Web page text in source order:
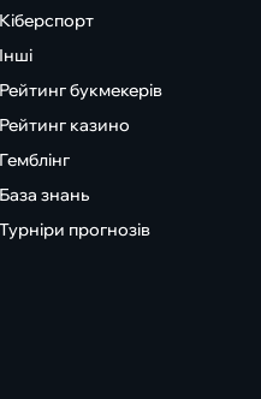
Кіберспорт
Інші
Рейтинг букмекерів
Рейтинг казино
Гемблінг
База знань
Турніри прогнозів